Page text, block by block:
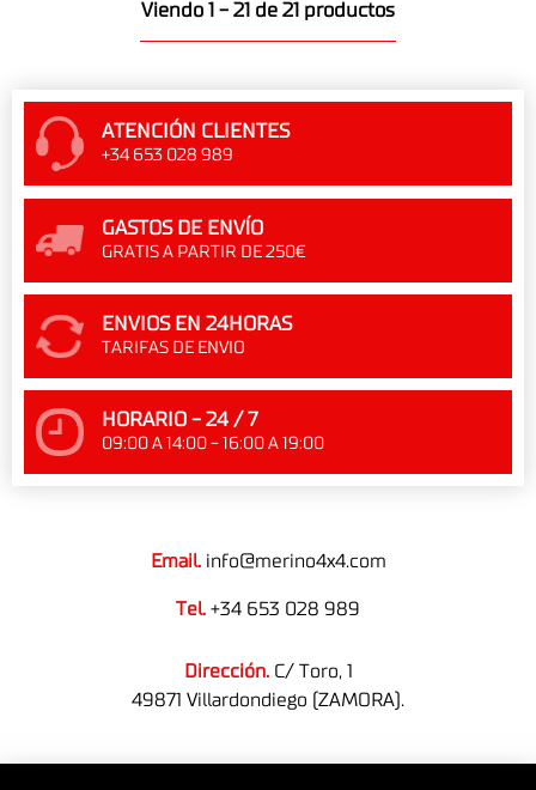
Viendo 1 - 21 de 21 productos
ATENCIÓN CLIENTES
+34 653 028 989
GASTOS DE ENVÍO
GRATIS A PARTIR DE 250€
ENVIOS EN 24HORAS
TARIFAS DE ENVIO
HORARIO - 24 / 7
09:00 A 14:00 - 16:00 A 19:00
Email. info@merino4x4.com
Tel. +34 653 028 989
Dirección.C/ Toro, 1
49871 Villardondiego (ZAMORA).